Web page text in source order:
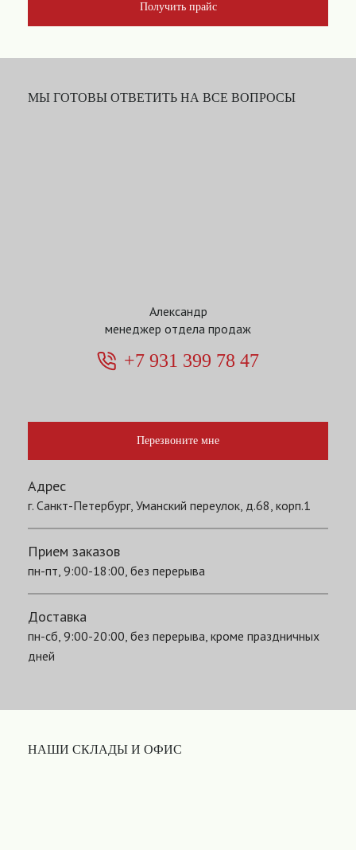
Получить прайс
МЫ ГОТОВЫ ОТВЕТИТЬ НА ВСЕ ВОПРОСЫ
Александр
менеджер отдела продаж
+7 931 399 78 47
Перезвоните мне
Адрес
г. Санкт-Петербург, Уманский переулок, д.68, корп.1
Прием заказов
пн-пт, 9:00-18:00, без перерыва
Доставка
пн-сб, 9:00-20:00, без перерыва, кроме праздничных
дней
НАШИ СКЛАДЫ И ОФИС